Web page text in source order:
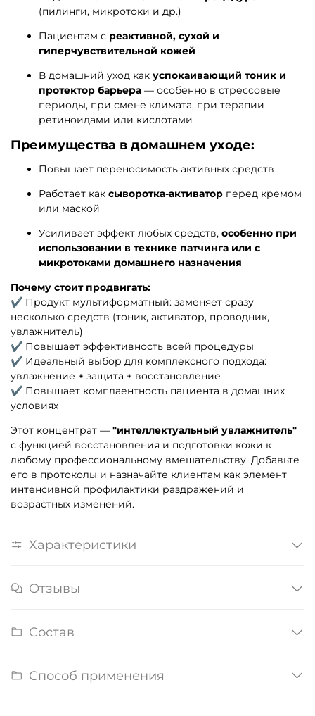
(пилинги, микротоки и др.)
Пациентам с реактивной, сухой и
гиперчувствительной кожей
В домашний уход как успокаивающий тоник и
протектор барьера — особенно в стрессовые
периоды, при смене климата, при терапии
ретиноидами или кислотами
Преимущества в домашнем уходе:
Повышает переносимость активных средств
Работает как сыворотка-активатор перед кремом
или маской
Усиливает эффект любых средств, особенно при
использовании в технике патчинга или с
микротоками домашнего назначения
Почему стоит продвигать:
✔ Продукт мультиформатный: заменяет сразу
несколько средств (тоник, активатор, проводник,
увлажнитель)
✔ Повышает эффективность всей процедуры
✔ Идеальный выбор для комплексного подхода:
увлажнение + защита + восстановление
✔ Повышает комплаентность пациента в домашних
условиях
Этот концентрат — "интеллектуальный увлажнитель"
с функцией восстановления и подготовки кожи к
любому профессиональному вмешательству. Добавьте
его в протоколы и назначайте клиентам как элемент
интенсивной профилактики раздражений и
возрастных изменений.
Характеристики
Отзывы
Состав
Способ применения